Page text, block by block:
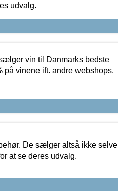
udvalg.
vin til Danmarks bedste
på vinene ift. andre webshops.
De sælger altså ikke selve
at se deres udvalg.